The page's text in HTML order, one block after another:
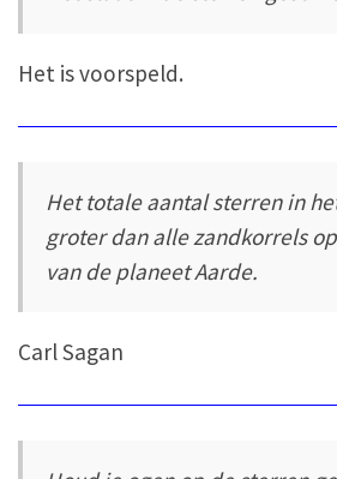
Het is voorspeld.
Het totale aantal sterren in
groter dan alle zandkorrels
van de planeet Aarde.
Carl Sagan